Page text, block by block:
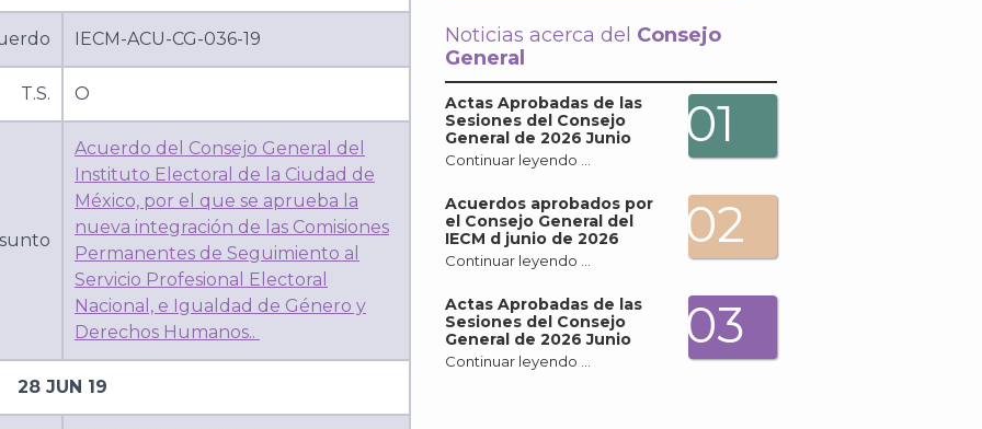
IECM-ACU-CG-036-19
T.S. O
Acuerdo del Consejo General del
Instituto Electoral de la Ciudad de
México, por el que se aprueba la
nueva integración de las Comisiones
Permanentes de Seguimiento al
Servicio Profesional Electoral
Nacional, e Igualdad de Género y
Derechos Humanos..
28 JUN 19
Noticias acerca del Consejo
General
Actas Aprobadas de las
Sesiones del Consejo
General de 2026 Junio
Continuar leyendo …
01
Acuerdos aprobados por
el Consejo General del
IECM d junio de 2026
Continuar leyendo …
02
Actas Aprobadas de las
Sesiones del Consejo
General de 2026 Junio
Continuar leyendo …
03